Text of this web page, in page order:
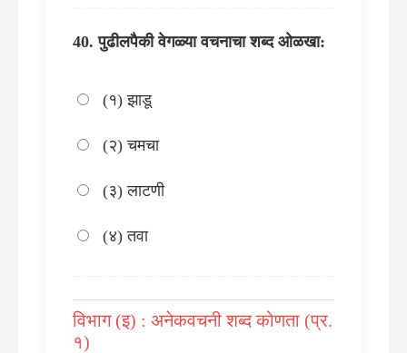
पुढीलपैकी वेगळ्या वचनाचा शब्द ओळखा:
(१) झाडू
(२) चमचा
(३) लाटणी
(४) तवा
विभाग (इ) : अनेकवचनी शब्द कोणता (प्र.
१)